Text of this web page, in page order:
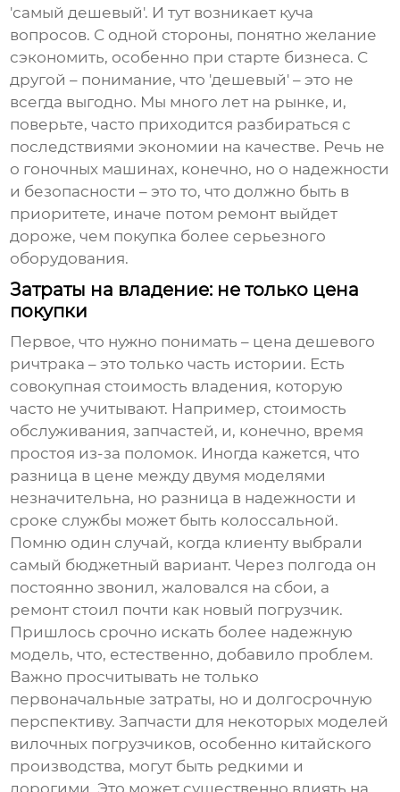
'самый дешевый'. И тут возникает куча
вопросов. С одной стороны, понятно желание
сэкономить, особенно при старте бизнеса. С
другой – понимание, что 'дешевый' – это не
всегда выгодно. Мы много лет на рынке, и,
поверьте, часто приходится разбираться с
последствиями экономии на качестве. Речь не
о гоночных машинах, конечно, но о надежности
и безопасности – это то, что должно быть в
приоритете, иначе потом ремонт выйдет
дороже, чем покупка более серьезного
оборудования.
Затраты на владение: не только цена
покупки
Первое, что нужно понимать – цена дешевого
ричтрака – это только часть истории. Есть
совокупная стоимость владения, которую
часто не учитывают. Например, стоимость
обслуживания, запчастей, и, конечно, время
простоя из-за поломок. Иногда кажется, что
разница в цене между двумя моделями
незначительна, но разница в надежности и
сроке службы может быть колоссальной.
Помню один случай, когда клиенту выбрали
самый бюджетный вариант. Через полгода он
постоянно звонил, жаловался на сбои, а
ремонт стоил почти как новый погрузчик.
Пришлось срочно искать более надежную
модель, что, естественно, добавило проблем.
Важно просчитывать не только
первоначальные затраты, но и долгосрочную
перспективу. Запчасти для некоторых моделей
вилочных погрузчиков, особенно китайского
производства, могут быть редкими и
дорогими. Это может существенно влиять на